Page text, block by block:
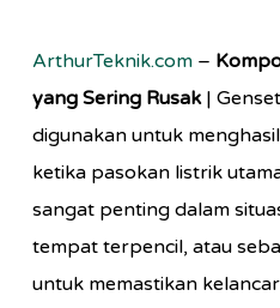
ArthurTeknik.com–
yang Sering Rusak|
digunakan untuk
ketika pasokan listrik
sangat penting dalam
tempat terpencil, atau
untuk memastikan